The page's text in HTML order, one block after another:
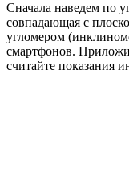
Сначала наведем по
совпадающая с
угломером
смартфонов.
считайте показания